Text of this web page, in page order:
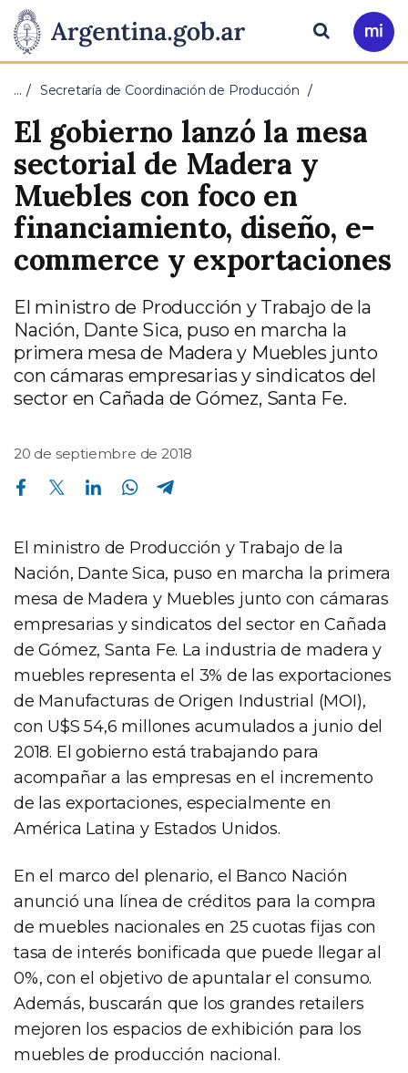
Presidencia
de
la
Nación
Pasar al contenido principal
Ir
a
Buscar
… Secretaría de Coordinación de Producción
El gobierno lanzó la mesa
sectorial de Madera y
Muebles con foco en
financiamiento, diseño, e-
commerce y exportaciones
El ministro de Producción y Trabajo de la
Nación, Dante Sica, puso en marcha la
primera mesa de Madera y Muebles junto
con cámaras empresarias y sindicatos del
sector en Cañada de Gómez, Santa Fe.
20 de septiembre de 2018
Compartir en Facebook Compartir en Twitter Compartir en Linkedin Compartir en Whatsapp
El ministro de Producción y Trabajo de la
Nación, Dante Sica, puso en marcha la primera
mesa de Madera y Muebles junto con cámaras
empresarias y sindicatos del sector en Cañada
de Gómez, Santa Fe. La industria de madera y
muebles representa el 3% de las exportaciones
de Manufacturas de Origen Industrial (MOI),
con U$S 54,6 millones acumulados a junio del
2018. El gobierno está trabajando para
acompañar a las empresas en el incremento
de las exportaciones, especialmente en
América Latina y Estados Unidos.
En el marco del plenario, el Banco Nación
anunció una línea de créditos para la compra
de muebles nacionales en 25 cuotas fijas con
tasa de interés bonificada que puede llegar al
0%, con el objetivo de apuntalar el consumo.
Además, buscarán que los grandes retailers
mejoren los espacios de exhibición para los
muebles de producción nacional.